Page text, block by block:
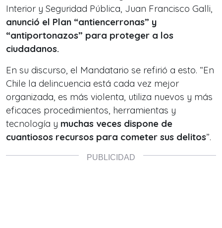
Interior y Seguridad Pública, Juan Francisco Galli,
anunció el Plan “antiencerronas” y
“antiportonazos” para proteger a los
ciudadanos.
En su discurso, el Mandatario se refirió a esto. “En
Chile la delincuencia está cada vez mejor
organizada, es más violenta, utiliza nuevos y más
eficaces procedimientos, herramientas y
tecnología y muchas veces dispone de
cuantiosos recursos para cometer sus delitos”.